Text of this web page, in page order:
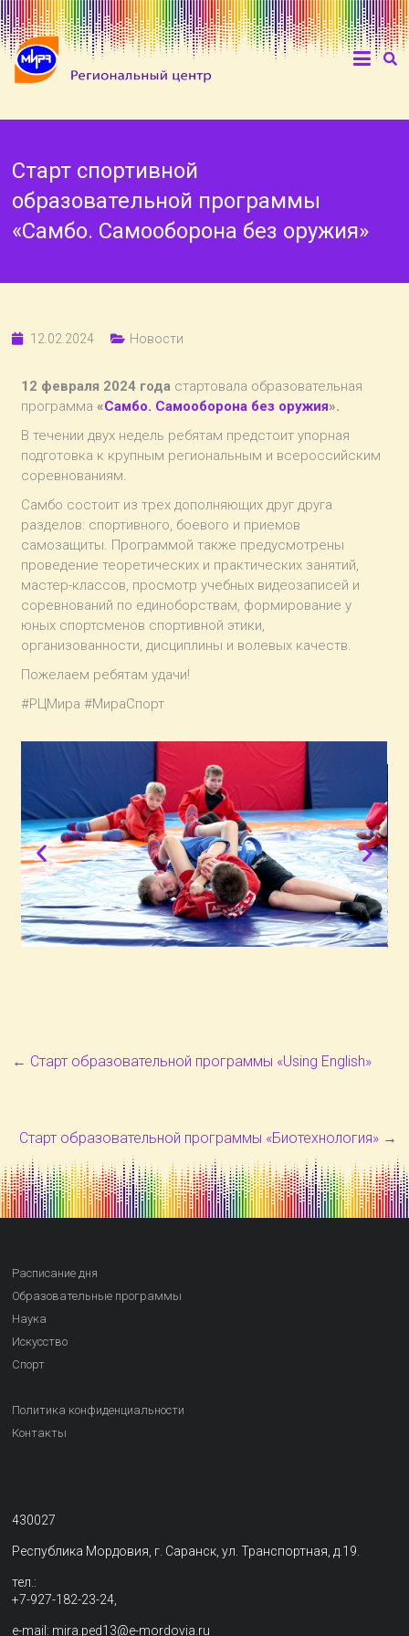
Старт спортивной
образовательной программы
«Самбо. Самооборона без оружия»
12.02.2024 Новости
12 февраля 2024 года стартовала образовательная
программа«Самбо. Самооборона без оружия».
В течении двух недель ребятам предстоит упорная
подготовка к крупным региональным и всероссийским
соревнованиям.
Самбо состоит из трех дополняющих друг друга
разделов: спортивного, боевого и приемов
самозащиты. Программой также предусмотрены
проведение теоретических и практических занятий,
мастер-классов, просмотр учебных видеозаписей и
соревнований по единоборствам, формирование у
юных спортсменов спортивной этики,
организованности, дисциплины и волевых качеств.
Пожелаем ребятам удачи!
#РЦМира #МираСпорт
← Старт образовательной программы «Using English»
Старт образовательной программы «Биотехнология» →
Расписание дня
Образовательные программы
Наука
Искусство
Спорт
Политика конфиденциальности
Контакты
430027
Республика Мордовия, г. Саранск, ул. Транспортная, д.19.
тел.:
+7-927-182-23-24,
e-mail: mira.ped13@e-mordovia.ru